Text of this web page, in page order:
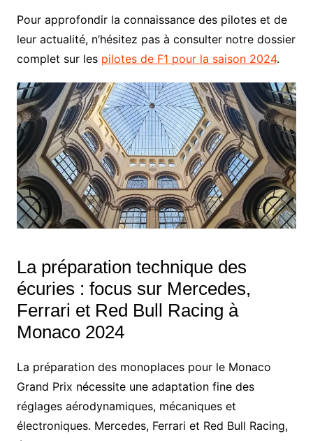
Pour approfondir la connaissance des pilotes et de
leur actualité, n’hésitez pas à consulter notre dossier
complet sur les pilotes de F1 pour la saison 2024.
La préparation technique des
écuries : focus sur Mercedes,
Ferrari et Red Bull Racing à
Monaco 2024
La préparation des monoplaces pour le Monaco
Grand Prix nécessite une adaptation fine des
réglages aérodynamiques, mécaniques et
électroniques. Mercedes, Ferrari et Red Bull Racing,